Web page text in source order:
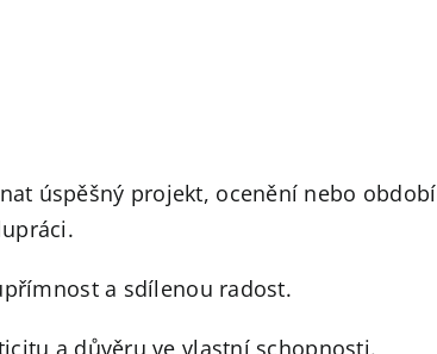
úspěšný projekt, ocenění nebo období
a sdílenou radost.
a důvěru ve vlastní schopnosti.